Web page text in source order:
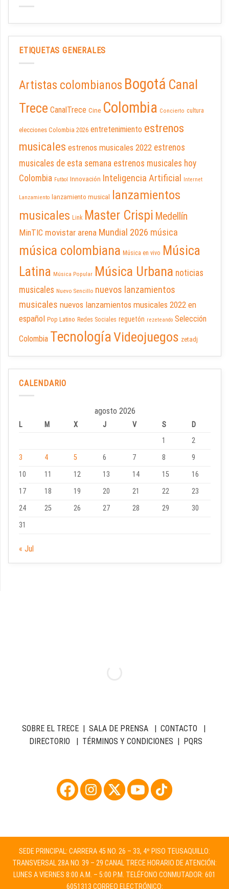
ETIQUETAS GENERALES
Artistas colombianos Bogotá Canal
Trece CanalTrece Cine Colombia Concierto cultura
elecciones Colombia 2026 entretenimiento estrenos
musicales estrenos musicales 2022 estrenos
musicales de esta semana estrenos musicales hoy
Colombia Futbol Innovación Inteligencia Artificial Internet
Lanzamiento lanzamiento musical
lanzamientos
musicales Link Master Crispi Medellín
MinTIC movistar arena Mundial 2026 música
música colombiana Música en vivo Música
Latina Música Popular Música Urbana noticias
musicales Nuevo Sencillo nuevos lanzamientos
musicales nuevos lanzamientos musicales 2022 en
español Pop Latino Redes Sociales reguetón rezeteando Selección
Colombia TecnologíaVideojuegos zetadj
CALENDARIO
agosto 2026
L M X J V S
D
1
2
3
4 5 6 7 8
9
10
11 12 13 14 15
16
17
18 19 20 21 22
23
24
25 26 27 28 29
30
31
« Jul
SOBRE EL TRECE| SALA DE PRENSA| CONTACTO |
DIRECTORIO | TÉRMINOS Y CONDICIONES | PQRS
SEDE PRINCIPAL: CARRERA 45 NO. 26 – 33, 4º PISO TEUSAQUILLO:
TRANSVERSAL 28A NO. 39 – 29 CANAL TRECE HORARIO DE ATENCIÓN:
LUNES A VIERNES 8:00 A.M. – 5:00 P.M. TELÉFONO CONMUTADOR: 601
6051313 CORREO ELECTRÓNICO: